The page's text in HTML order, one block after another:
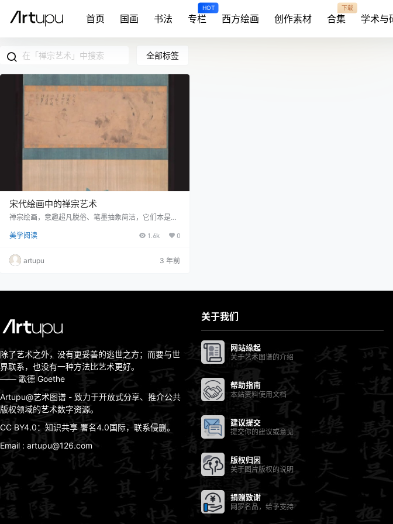
首页 国画 书法 专栏
HOT
西方绘画 创作素材 合集
下载
学术与
全部标签
宋代绘画中的禅宗艺术
禅宗绘画，意趣超凡脱俗、笔墨抽象简洁，它们本是悬
墨与造型趣味的艺术品，继而能从中感受到抽离世俗的
生新书《心相：宋元明清的佛教绘画》选段，诸君从中
可以概括性地了解宋代禅画的面貌。 ❀ 与禅宗有关佛
献中并无…
美学阅读 1.6k 0
artupu 3 年前
除了艺术之外，没有更妥善的逃世之方；而要与世
界联系，也没有一种方法比艺术更好。
—— 歌德 Goethe
Artupu@艺术图谱 - 致力于开放式分享、推介公共
版权领域的艺术数字资源。
CC BY4.0：知识共享 署名4.0国际，联系侵删。
Email : artupu@126.com
关于我们
网站缘起
关于艺术图谱的介绍
帮助指南
本站资料使用文档
建议提交
提交你的建议或意见
版权归因
关于图片版权的说明
捐赠致谢
网罗名品，给予支持